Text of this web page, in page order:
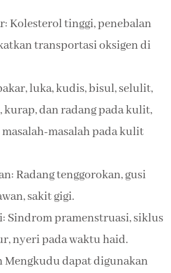
Kolesterol tinggi, penebalan
transportasi oksigen di
luka, kudis, bisul, selulit,
dan radang pada kulit,
masalah pada kulit
Radang tenggorokan, gusi
sakit gigi.
Sindrom pramenstruasi, siklus
nyeri pada waktu haid.
Mengkudu dapat digunakan